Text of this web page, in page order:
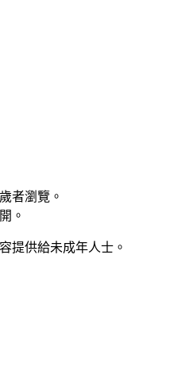
者瀏覽。
。
提供給未成年人士。